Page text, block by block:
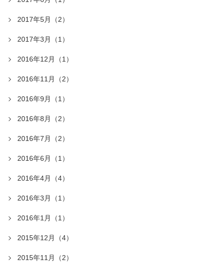
2017年5月（2）
2017年3月（1）
2016年12月（1）
2016年11月（2）
2016年9月（1）
2016年8月（2）
2016年7月（2）
2016年6月（1）
2016年4月（4）
2016年3月（1）
2016年1月（1）
2015年12月（4）
2015年11月（2）